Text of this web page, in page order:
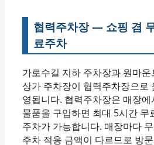
협력주차장 — 쇼핑 겸
료주차
가로수길 지하 주차장과 원마운
상가 주차장이 협력주차장으로
영됩니다. 협력주차장은 매장에
물품을 구입하면 최대 5시간 무
주차가 가능합니다. 매장마다
주차 적용 금액이 다르므로 방문